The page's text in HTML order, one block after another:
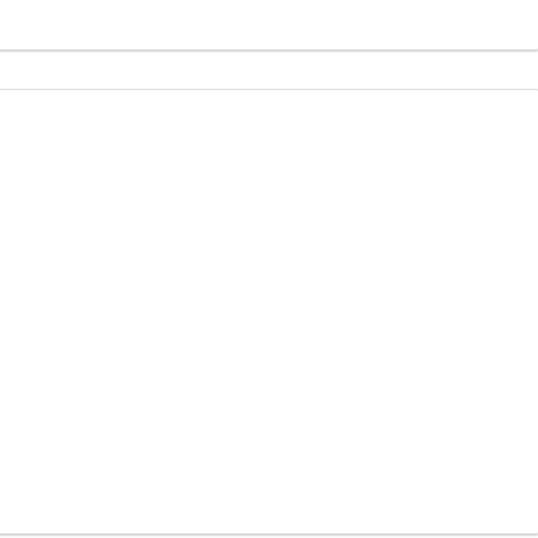
convivial et moderne. Vous profiterez également d’une salle
vos besoins.
au RSAC de Sedan sous le numéro 877 888 081